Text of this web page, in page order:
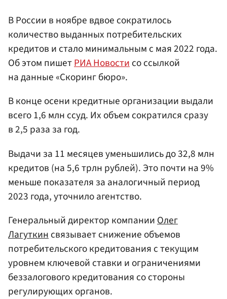
В России в ноябре вдвое сократилось
количество выданных потребительских
кредитов и стало минимальным с мая 2022 года.
Об этом пишетРИА Новостисо ссылкой
на данные «Скоринг бюро».
В конце осени кредитные организации выдали
всего 1,6 млн ссуд. Их объем сократился сразу
в 2,5 раза за год.
Выдачи за 11 месяцев уменьшились до 32,8 млн
кредитов (на 5,6 трлн рублей). Это почти на 9%
меньше показателя за аналогичный период
2023 года, уточнило агентство.
Генеральный директор компанииОлег
Лагуткинсвязывает снижение объемов
потребительского кредитования с текущим
уровнем ключевой ставки и ограничениями
беззалогового кредитования со стороны
регулирующих органов.